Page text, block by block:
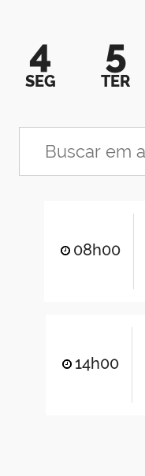
4
SEG
5
TER
08h00
14h00